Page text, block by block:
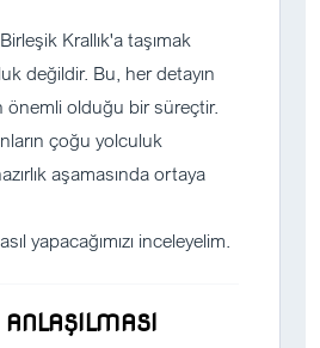
Krallık'a taşımak
değildir. Bu, her detayın
önemli olduğu bir süreçtir.
çoğu yolculuk
aşamasında ortaya
yapacağımızı inceleyelim.
ANLAŞILMASI